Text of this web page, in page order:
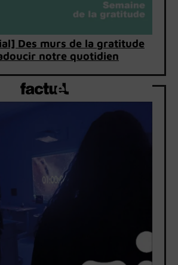
Des murs de la gratitude
notre quotidien